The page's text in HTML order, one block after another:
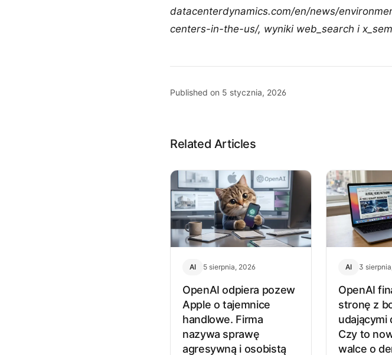
datacenterdynamics.com/en/news/
centers-in-the-us/, wyniki web_search i
Published on 5 stycznia, 2026
Related Articles
AI 5 sierpnia, 2026
OpenAI odpiera pozew
Apple o tajemnice
handlowe. Firma
nazywa sprawę
agresywną i osobistą
AI 3
OpenAI
stronę z
udającymi
Czy to
walce o